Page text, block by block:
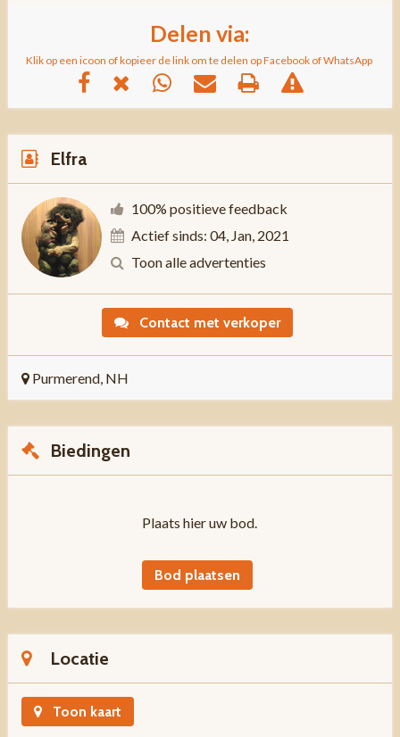
Delen via:
Klik op een icoon of kopieer de link om te delen op Facebook of WhatsApp
Elfra
100% positieve feedback
Actief sinds: 04, Jan, 2021
Toon alle advertenties
Contact met verkoper
Purmerend, NH
Biedingen
Plaats hier uw bod.
Bod plaatsen
Locatie
Toon kaart